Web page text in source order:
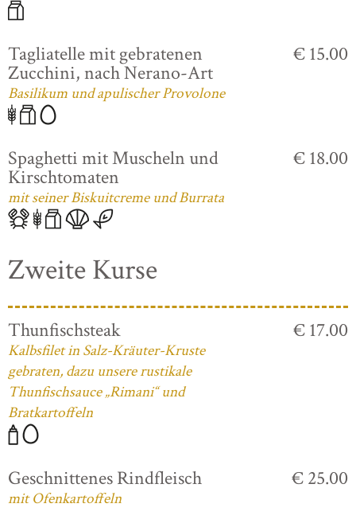
Tagliatelle mit gebratenen
Zucchini, nach Nerano-Art
Basilikum und apulischer Provolone
€ 15.00
Spaghetti mit Muscheln und
Kirschtomaten
mit seiner Biskuitcreme und Burrata
€ 18.00
Zweite Kurse
Thunfischsteak
Kalbsfilet in Salz-Kräuter-Kruste
gebraten, dazu unsere rustikale
Thunfischsauce „Rimani“ und
Bratkartoffeln
€ 17.00
Geschnittenes Rindfleisch
mit Ofenkartoffeln
€ 25.00